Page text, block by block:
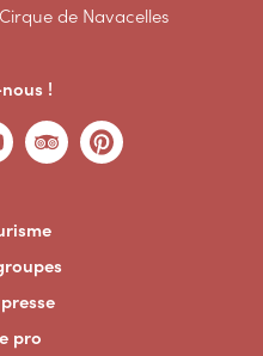
de Navacelles
!
pro